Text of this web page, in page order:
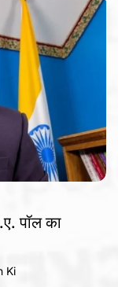
पॉल का
Ki